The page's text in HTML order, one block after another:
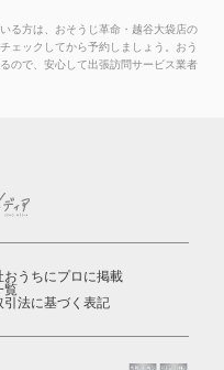
る方は、おそうじ革命・越谷大袋店の
ェックしてから予約しましょう。おう
ので、安心して出張訪問サービス業者
おうちにプロに掲載
覧
引法に基づく表記